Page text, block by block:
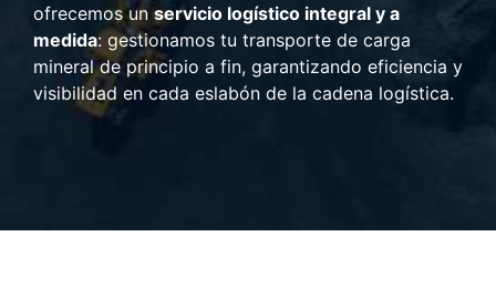
ofrecemos unservicio logístico integral y a
medida: gestionamos tu transporte de carga
mineral de principio a fin, garantizando eficiencia y
visibilidad en cada eslabón de la cadena logística.